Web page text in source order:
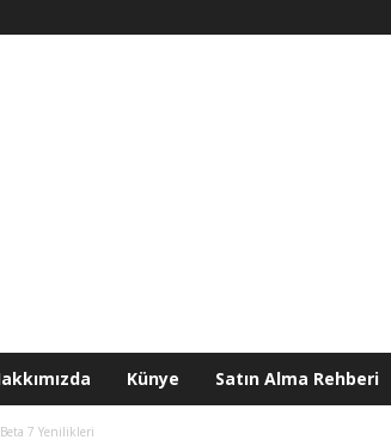
Künye Satın Alma Rehberi
7 Yenilikleri